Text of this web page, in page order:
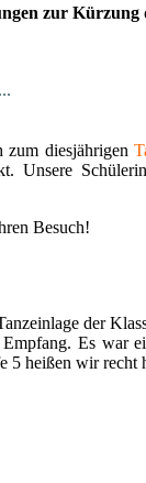
zur Kürzung
diesjährigen
Unsere
Besuch!
der
Es war
5 heißen wir